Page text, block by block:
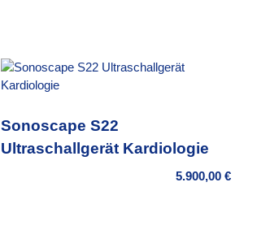
Sonoscape S22
Ultraschallgerät Kardiologie
5.900,00 €